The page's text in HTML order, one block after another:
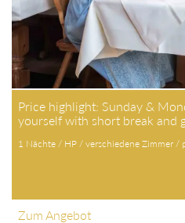
Price highlight: Sunday &
yourself with short break and
1 Nächte / HP / verschiedene Zimmer /
Zum Angebot